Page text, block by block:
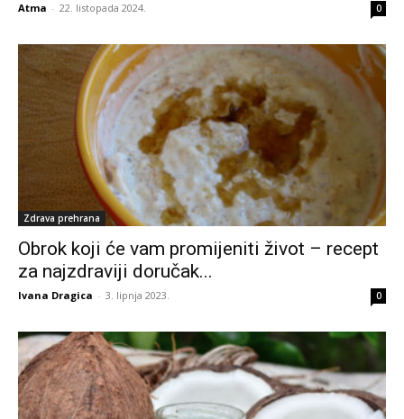
Atma - 22. listopada 2024. 0
Zdrava prehrana
Obrok koji će vam promijeniti život – recept
za najzdraviji doručak...
Ivana Dragica - 3. lipnja 2023. 0